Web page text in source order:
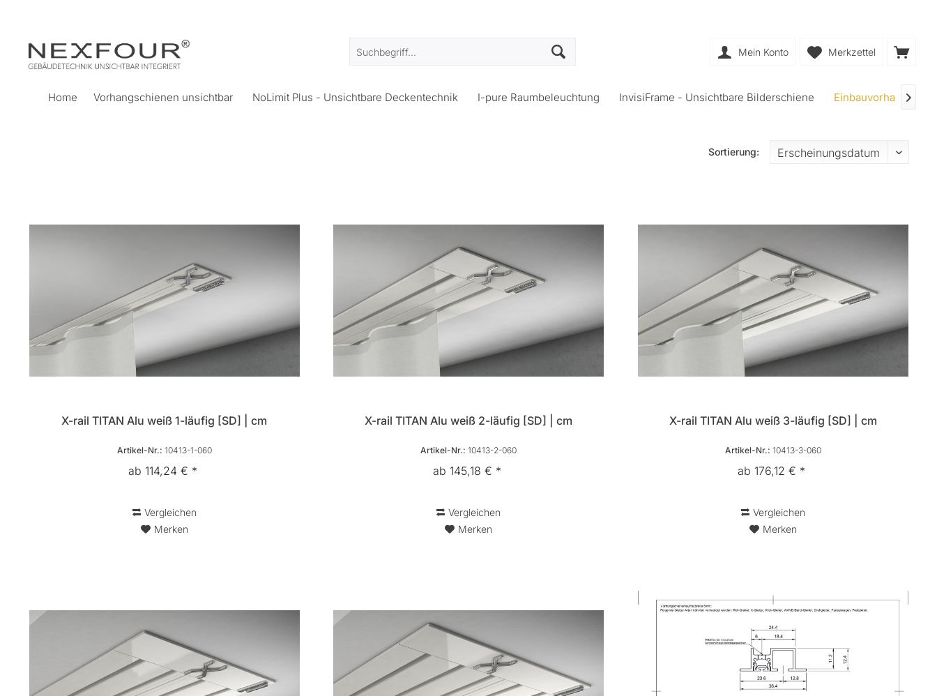
Merkzettel
Mein Konto
Home Vorhangschienen unsichtbar NoLimit Plus - Unsichtbare Deckentechnik I-pure Raumbeleuchtung InvisiFrame - Unsichtbare Bilderschiene 
Sortierung:
X-rail TITAN Alu weiß 1-läufig [SD] | cm
Artikel-Nr.: 10413-1-060
ab 114,24 € *
Vergleichen
Merken
X-rail TITAN Alu weiß 2-läufig [SD] | cm
Artikel-Nr.: 10413-2-060
ab 145,18 € *
Vergleichen
Merken
X-rail TITAN Alu weiß 3-läufig [SD] | cm
Artikel-Nr.: 10413-3-060
ab 176,12 € *
Vergleichen
Merken